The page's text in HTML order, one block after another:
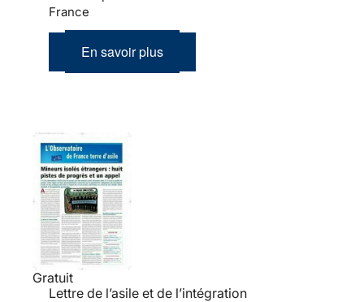
France
En savoir plus
Gratuit
Lettre de l’asile et de l’intégration